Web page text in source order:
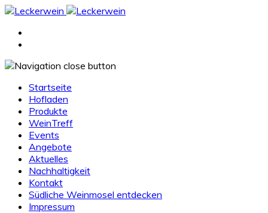
Startseite
Hofladen
Produkte
WeinTreff
Events
Angebote
Aktuelles
Nachhaltigkeit
Kontakt
Südliche Weinmosel entdecken
Impressum